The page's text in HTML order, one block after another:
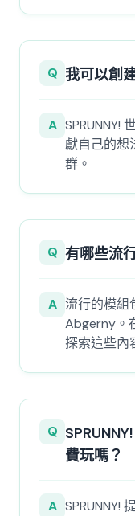
Q 我可以創
A SPRUNNY!
獻自己的想
群。
Q 有哪些流
A 流行的模組
Abgerny。
探索這些內
Q
費玩嗎？
A SPRUNNY!